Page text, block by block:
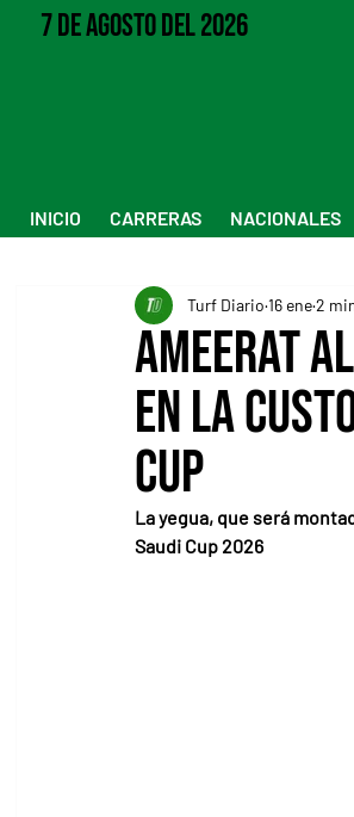
7 de Agosto del 2026
INICIO CARRERAS NACIONALES
Ameerat
en la
Cup
Turf Diario 16 ene2
La yegua, que será
Saudi Cup 2026